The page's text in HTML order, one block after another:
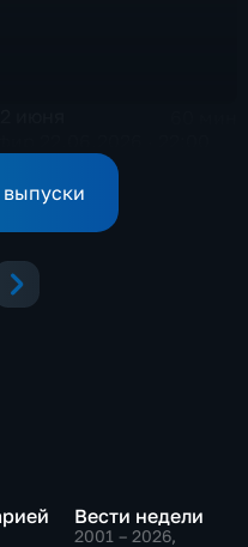
выпуски
Вести недели
2001 – 2026,